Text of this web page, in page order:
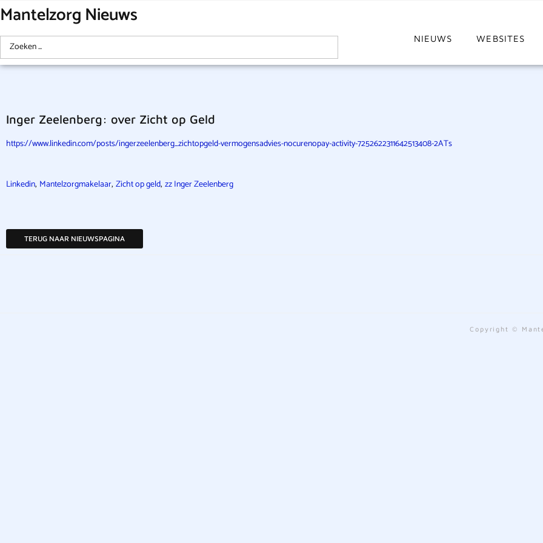
Mantelzorg Nieuws
NIEUWS WEBSITES
Inger Zeelenberg: over Zicht op Geld
https://www.linkedin.com/posts/ingerzeelenberg_zichtopgeld-vermogensadvies-nocurenopay-activity-7252622311642513408-2ATs
Linkedin, Mantelzorgmakelaar, Zicht op geld, zz Inger Zeelenberg
TERUG NAAR NIEUWSPAGINA
Copyright ©